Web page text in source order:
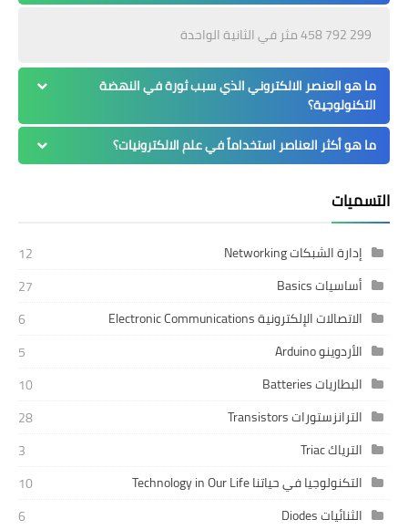
299 792 458 مثر في الثانية الواحدة
ما هو العنصر الالكتروني الذي سبب ثورة في النهضة
التكنولوجية؟
ما هو أكثر العناصر استخداماً في علم الالكترونيات؟
التسميات
إدارة الشبكات Networking
12
أساسيات Basics
27
الاتصالات الإلكترونية Electronic Communications
6
الأردوينو Arduino
5
البطاريات Batteries
10
الترانزستورات Transistors
28
الترياك Triac
3
التكنولوجيا في حياتنا Technology in Our Life
10
الثنائيات Diodes
6